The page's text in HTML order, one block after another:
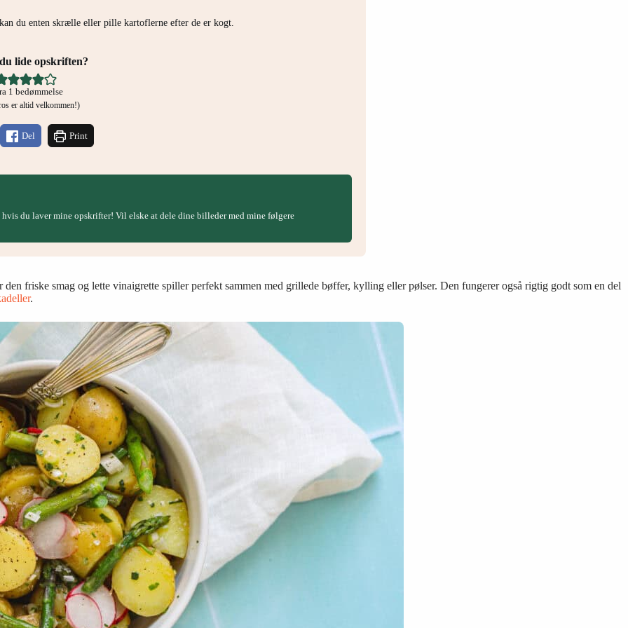
du enten skrælle eller pille kartoflerne efter de er kogt.
lide opskriften?
1 bedømmelse
ros er altid velkommen!)
Del Print
hvis du laver mine opskrifter! Vil elske at dele dine billeder med mine følgere
friske smag og lette vinaigrette spiller perfekt sammen med grillede bøffer, kylling eller pølser. Den fungerer også rigtig godt som en del
.